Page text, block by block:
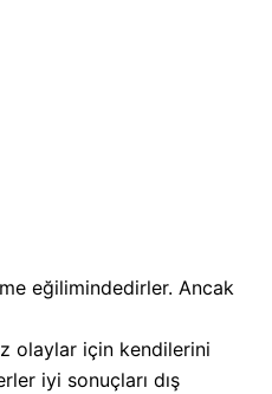
eğilimindedirler. Ancak
olaylar için kendilerini
iyi sonuçları dış